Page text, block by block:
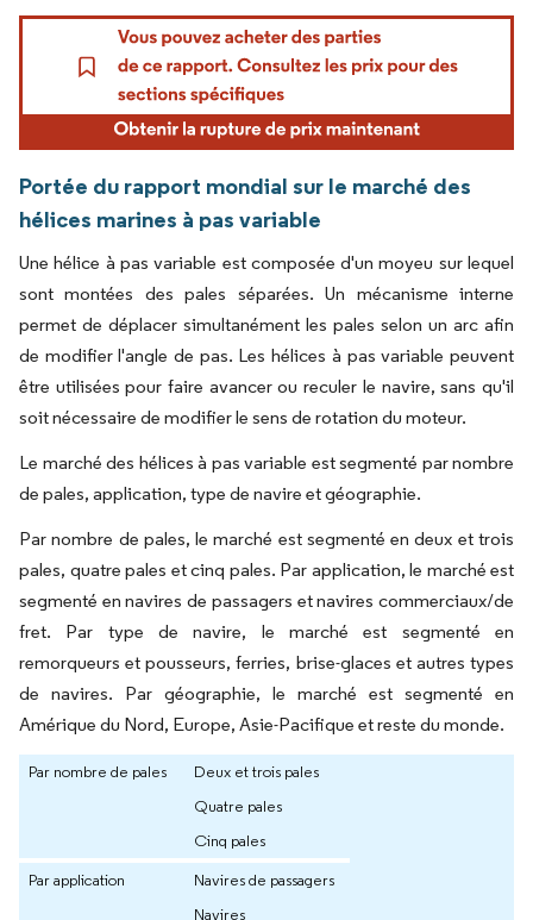
Portée du rapport mondial sur le marché des
hélices marines à pas variable
Une hélice à pas variable est composée d'un moyeu sur lequel
sont montées des pales séparées. Un mécanisme interne
permet de déplacer simultanément les pales selon un arc afin
de modifier l'angle de pas. Les hélices à pas variable peuvent
être utilisées pour faire avancer ou reculer le navire, sans qu'il
soit nécessaire de modifier le sens de rotation du moteur.
Le marché des hélices à pas variable est segmenté par nombre
de pales, application, type de navire et géographie.
Par nombre de pales, le marché est segmenté en deux et trois
pales, quatre pales et cinq pales. Par application, le marché est
segmenté en navires de passagers et navires commerciaux/de
fret. Par type de navire, le marché est segmenté en
remorqueurs et pousseurs, ferries, brise-glaces et autres types
de navires. Par géographie, le marché est segmenté en
Amérique du Nord, Europe, Asie-Pacifique et reste du monde.
Par nombre de pales
Deux et trois pales
Quatre pales
Cinq pales
Par application
Navires de passagers
Navires